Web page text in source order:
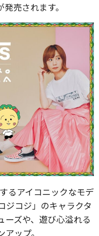
売されます。
るアイコニックなモデ
ジコジ」のキャラクタ
ーズや、遊び心溢れる
ップ。